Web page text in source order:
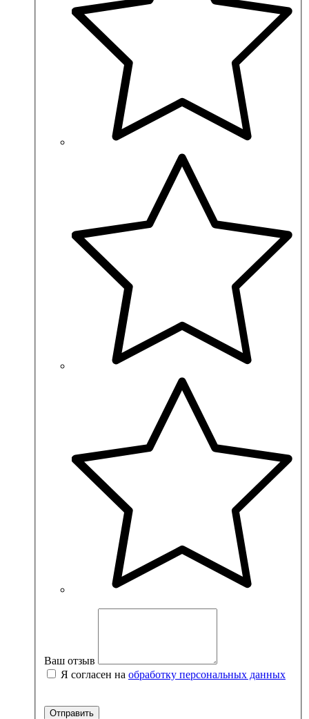
Ваш отзыв
Я согласен на обработку персональных данных